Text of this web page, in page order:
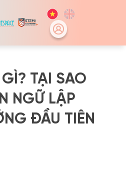
TẠI SAO
NGỮ LẬP
ĐẦU TIÊN